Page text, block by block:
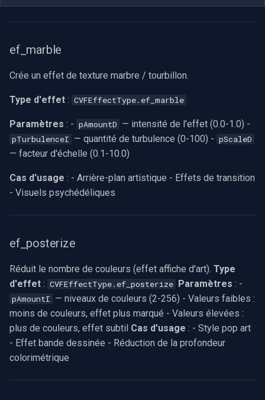
ef_marble
Crée un effet de texture marbre / tourbillon.
Type d'effet : CVFEffectType.ef_marble
Paramètres : - pAmountD — intensité de l'effet (0.0-1.0) -
pTurbulenceI — quantité de turbulence (0-100) - pScaleD
— facteur d'échelle (0.1-10.0)
Cas d'usage : - Arrière-plan artistique - Effets de transition
- Visuels psychédéliques
ef_posterize
Réduit le nombre de couleurs (effet affiche d'art). Type
d'effet : CVFEffectType.ef_posterize Paramètres : -
pAmountI — niveaux de couleurs (2-256) - Valeurs faibles :
moins de couleurs, effet plus marqué - Valeurs élevées :
plus de couleurs, effet subtil Cas d'usage : - Style pop art
- Effet bande dessinée - Réduction de la profondeur
colorimétrique